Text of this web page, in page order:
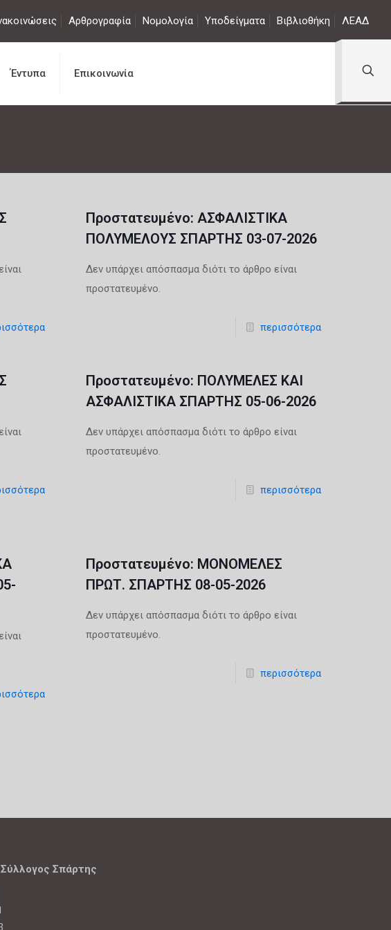
Αρθρογραφία Νομολογία Υποδείγματα Βιβλιοθήκη ΛΕΑΔ
Έντυπα Επικοινωνία
Πρoστατευμένο: ΑΣΦΑΛΙΣΤΙΚΑ
ΠΟΛΥΜΕΛΟΥΣ ΣΠΑΡΤΗΣ 03-07-2026
Δεν υπάρχει απόσπασμα διότι το άρθρο είναι
προστατευμένο.
περισσότερα
Πρoστατευμένο: ΠΟΛΥΜΕΛΕΣ ΚΑΙ
ΑΣΦΑΛΙΣΤΙΚΑ ΣΠΑΡΤΗΣ 05-06-2026
Δεν υπάρχει απόσπασμα διότι το άρθρο είναι
προστατευμένο.
περισσότερα
Πρoστατευμένο: ΜΟΝΟΜΕΛΕΣ
ΠΡΩΤ. ΣΠΑΡΤΗΣ 08-05-2026
Δεν υπάρχει απόσπασμα διότι το άρθρο είναι
προστατευμένο.
περισσότερα
Σπάρτης